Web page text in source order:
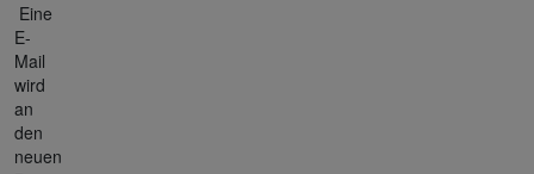
Eine
E-
Mail
wird
an
den
neuen